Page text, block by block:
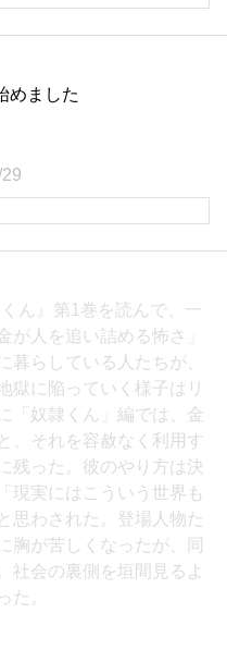
めました
くん』第1巻を読んで、一
が人を追い詰める怖さ」
暮らしている人たちが、
獄に陥っていく様子はリ
「奴隷くん」編では、金
、それを容赦なく利用す
残った。彼のやり方は決
現実にはこういう世界も
思わされた。登場人物た
胸が苦しくなったが、同
社会の裏側を垣間見るよ
た。